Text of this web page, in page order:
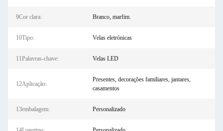
9Cor clara: Branco, marfim.
10Tipo: Velas eletrónicas
11Palavras-chave: Velas LED
12Aplicação:
Presentes, decorações familiares, jantares,
casamentos
13embalagem: Personalizado